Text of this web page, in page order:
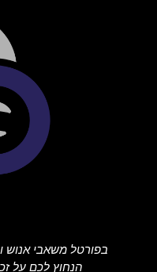
בפורטל משאבי אנוש
הנחוץ לכם על